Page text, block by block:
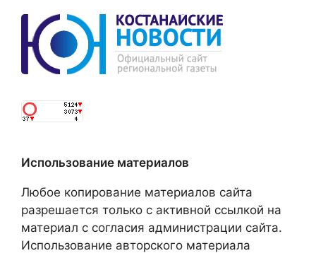
Использование материалов
Любое копирование материалов сайта
разрешается только с активной ссылкой на
материал с согласия администрации сайта.
Использование авторского материала